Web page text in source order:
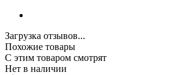
Загрузка отзывов...
Похожие товары
С этим товаром смотрят
Нет в наличии